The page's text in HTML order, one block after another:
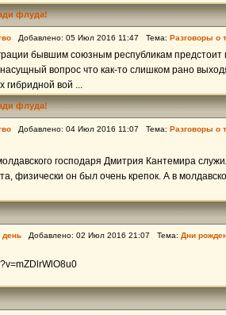
флуда!
Добавлено: 05 Июл 2016 11:47 Тема: Разговоры о
бывшим союзным республикам предстоит
вопрос что как-то слишком рано
гибридной вой ...
флуда!
Добавлено: 04 Июл 2016 11:07 Тема: Разговоры о
господаря Дмитрия Кантемира
физически он был очень крепок. А в
день Добавлено: 02 Июл 2016 21:07 Тема: Дни